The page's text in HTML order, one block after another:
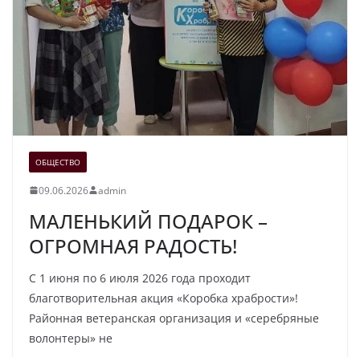
ОБЩЕСТВО
09.06.2026 admin
МАЛЕНЬКИЙ ПОДАРОК –
ОГРОМНАЯ РАДОСТЬ!
С 1 июня по 6 июля 2026 года проходит
благотворительная акция «Коробка храбрости»!
Районная ветеранская организация и «серебряные
волонтеры» не